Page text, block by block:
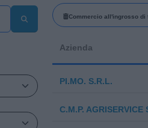
Commercio all'ingrosso di
Azienda
PI.MO. S.R.L.
C.M.P. AGRISERVICE